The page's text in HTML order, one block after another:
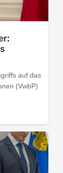
auf das
(VwbP)